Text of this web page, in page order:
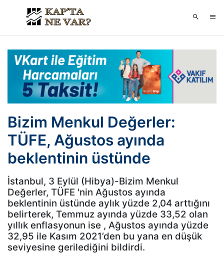
Bizim Menkul Değerler:
TÜFE, Ağustos ayında
beklentinin üstünde
İstanbul, 3 Eylül (Hibya)-Bizim Menkul
Değerler, TÜFE 'nin Ağustos ayında
beklentinin üstünde aylık yüzde 2,04 arttığını
belirterek, Temmuz ayında yüzde 33,52 olan
yıllık enflasyonun ise , Ağustos ayında yüzde
32,95 ile Kasım 2021’den bu yana en düşük
seviyesine gerilediğini bildirdi.